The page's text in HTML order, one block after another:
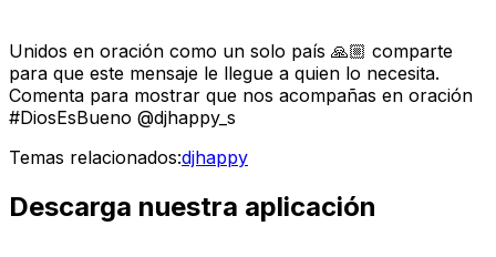
Unidos en oración como un solo país 🙏🏼 comparte
para que este mensaje le llegue a quien lo necesita.
Comenta para mostrar que nos acompañas en oración
#DiosEsBueno @djhappy_s
Temas relacionados:djhappy
Descarga nuestra aplicación